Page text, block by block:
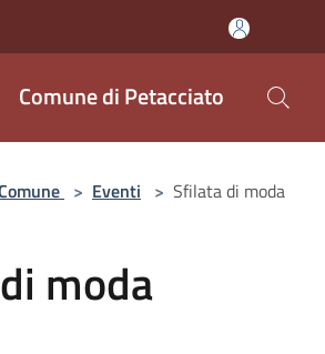
Comune di Petacciato
> Eventi > Sfilata di moda
moda